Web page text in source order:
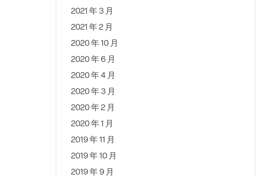
2021 年 3 月
2021 年 2 月
2020 年 10 月
2020 年 6 月
2020 年 4 月
2020 年 3 月
2020 年 2 月
2020 年 1 月
2019 年 11 月
2019 年 10 月
2019 年 9 月